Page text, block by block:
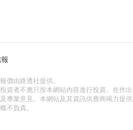
價由路透社提供。
資者不應只按本網站內容進行投資。在作出
專業意見。本網站及其資訊供應商竭力提供
不負責。